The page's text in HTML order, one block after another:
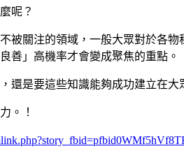
呢？
被關注的領域，一般大眾對於各
善」高機率才會變成聚焦的重點。
還是要這些知識能夠成功建立在大
。！